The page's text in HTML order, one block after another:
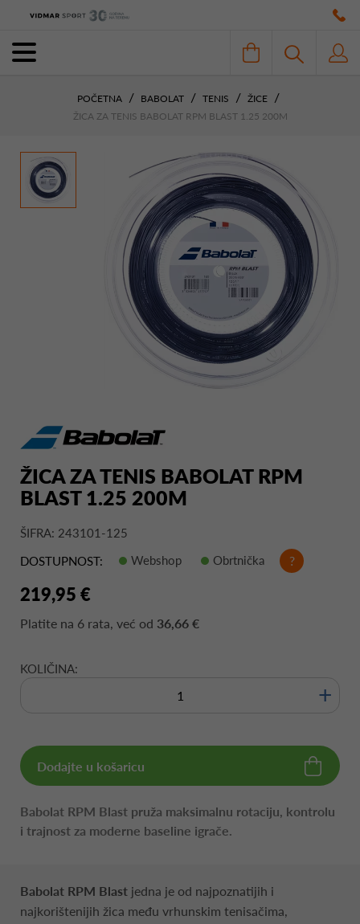
POČETNA BABOLAT TENIS
ŽICE
ŽICA ZA TENIS BABOLAT RPM BLAST 1.25 200M
ŽICA ZA TENIS BABOLAT RPM
BLAST 1.25 200M
ŠIFRA: 243101-125
DOSTUPNOST:
Webshop Obrtnička ?
219,95 €
Platite na 6 rata, već od 36,66 €
KOLIČINA:
+
Dodajte u košaricu
Babolat RPM Blast pruža maksimalnu rotaciju, kontrolu
i trajnost za moderne baseline igrače.
Babolat RPM Blast jedna je od najpoznatijih i
najkorištenijih žica među vrhunskim tenisačima,